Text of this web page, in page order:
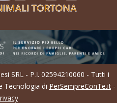
SRL - P.I. 02594210060 - Tutti i
Tecnologia di PerSempreConTe.it -